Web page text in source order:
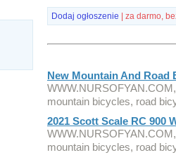
Dodaj ogłoszenie | za darmo,
New Mountain And Road
mountain bicycles, road
2021 Scott Scale RC 900
mountain bicycles, road